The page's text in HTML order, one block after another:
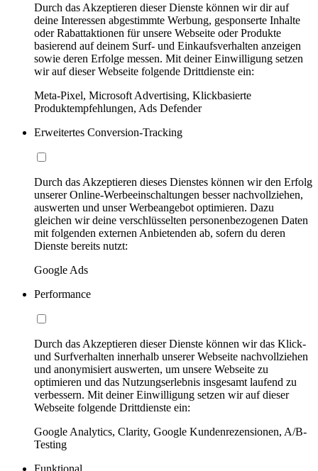
Durch das Akzeptieren dieser Dienste können wir dir auf
deine Interessen abgestimmte Werbung, gesponserte Inhalte
oder Rabattaktionen für unsere Webseite oder Produkte
basierend auf deinem Surf- und Einkaufsverhalten anzeigen
sowie deren Erfolge messen. Mit deiner Einwilligung setzen
wir auf dieser Webseite folgende Drittdienste ein:
Meta-Pixel, Microsoft Advertising, Klickbasierte
Produktempfehlungen, Ads Defender
Erweitertes Conversion-Tracking
Durch das Akzeptieren dieses Dienstes können wir den Erfolg
unserer Online-Werbeeinschaltungen besser nachvollziehen,
auswerten und unser Werbeangebot optimieren. Dazu
gleichen wir deine verschlüsselten personenbezogenen Daten
mit folgenden externen Anbietenden ab, sofern du deren
Dienste bereits nutzt:
Google Ads
Performance
Durch das Akzeptieren dieser Dienste können wir das Klick-
und Surfverhalten innerhalb unserer Webseite nachvollziehen
und anonymisiert auswerten, um unsere Webseite zu
optimieren und das Nutzungserlebnis insgesamt laufend zu
verbessern. Mit deiner Einwilligung setzen wir auf dieser
Webseite folgende Drittdienste ein:
Google Analytics, Clarity, Google Kundenrezensionen, A/B-
Testing
Funktional